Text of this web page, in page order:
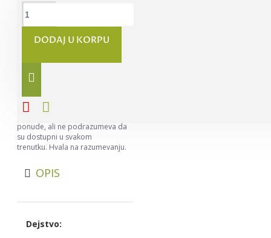
DODAJ U KORPU
Napomena:Nastojimo da
budemo što precizniji u opisu
garantujemo da su svi opisi
kompletni i bez greške. Svi artikli
ponude, ali ne podrazumeva da
su dostupni u svakom
trenutku. Hvala na razumevanju.
OPIS
Dejstvo: